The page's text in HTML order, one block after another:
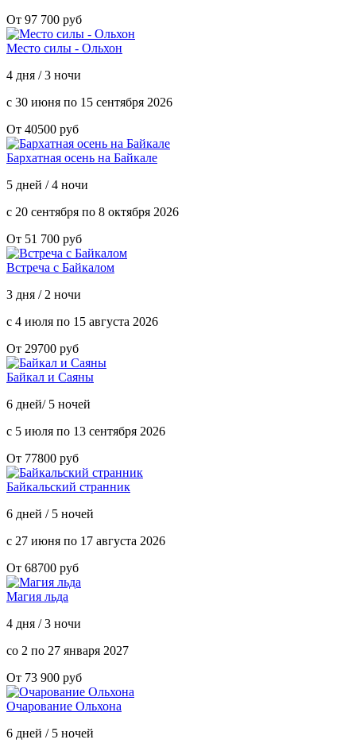
От 97 700 руб
Место силы - Ольхон
4 дня / 3 ночи
с 30 июня по 15 сентября 2026
От 40500 руб
Бархатная осень на Байкале
5 дней / 4 ночи
с 20 сентября по 8 октября 2026
От 51 700 руб
Встреча с Байкалом
3 дня / 2 ночи
с 4 июля по 15 августа 2026
От 29700 руб
Байкал и Саяны
6 дней/ 5 ночей
с 5 июля по 13 сентября 2026
От 77800 руб
Байкальский странник
6 дней / 5 ночей
с 27 июня по 17 августа 2026
От 68700 руб
Магия льда
4 дня / 3 ночи
со 2 по 27 января 2027
От 73 900 руб
Очарование Ольхона
6 дней / 5 ночей